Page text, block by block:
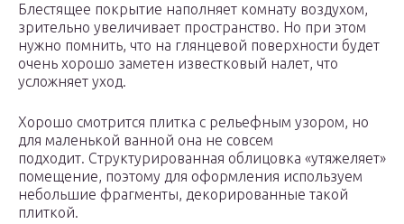
Блестящее покрытие наполняет комнату воздухом,
зрительно увеличивает пространство. Но при этом
нужно помнить, что на глянцевой поверхности будет
очень хорошо заметен известковый налет, что
усложняет уход.
Хорошо смотрится плитка с рельефным узором, но
для маленькой ванной она не совсем
подходит. Структурированная облицовка «утяжеляет»
помещение, поэтому для оформления используем
небольшие фрагменты, декорированные такой
плиткой.